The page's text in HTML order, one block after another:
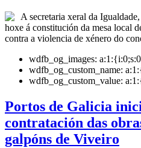
A secretaria xeral da
hoxe á constitución da mesa local
contra a violencia de xénero do
wdfb_og_images:
wdfb_og_custom_name:
wdfb_og_custom_value:
Portos de Galicia
contratación das
galpóns de Viveiro